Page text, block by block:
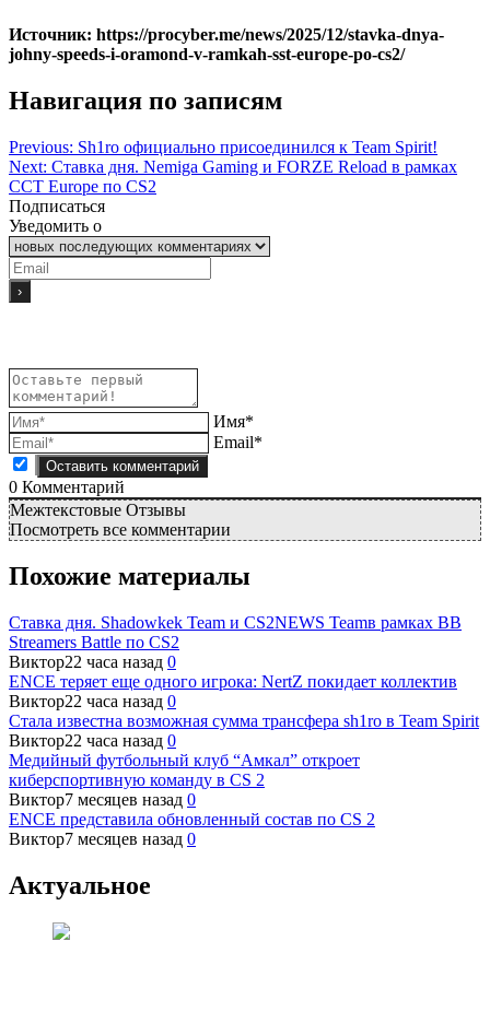
Источник: https://procyber.me/news/2025/12/stavka-dnya-
johny-speeds-i-oramond-v-ramkah-sst-europe-po-cs2/
Навигация по записям
Previous: Sh1ro официально присоединился к Team Spirit!
Next: Ставка дня. Nemiga Gaming и FORZE Reload в рамках
ССТ Europe по CS2
Подписаться
Уведомить о
Имя*
Email*
0 Комментарий
Межтекстовые Отзывы
Посмотреть все комментарии
Похожие материалы
Ставка дня. Shadowkek Team и CS2NEWS Teamв рамках BB
Streamers Battle по CS2
Виктор22 часа назад 0
ENCE теряет еще одного игрока: NertZ покидает коллектив
Виктор22 часа назад 0
Стала известна возможная сумма трансфера sh1ro в Team Spirit
Виктор22 часа назад 0
Медийный футбольный клуб “Амкал” откроет
киберспортивную команду в CS 2
Виктор7 месяцев назад 0
ENCE представила обновленный состав по CS 2
Виктор7 месяцев назад 0
Актуальное